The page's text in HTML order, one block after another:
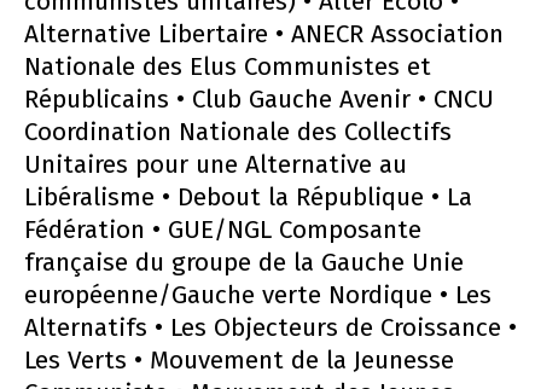
Alternative Libertaire • ANECR Association
Nationale des Elus Communistes et
Républicains • Club Gauche Avenir • CNCU
Coordination Nationale des Collectifs
Unitaires pour une Alternative au
Libéralisme • Debout la République • La
Fédération • GUE/NGL Composante
française du groupe de la Gauche Unie
européenne/Gauche verte Nordique • Les
Alternatifs • Les Objecteurs de Croissance •
Les Verts • Mouvement de la Jeunesse